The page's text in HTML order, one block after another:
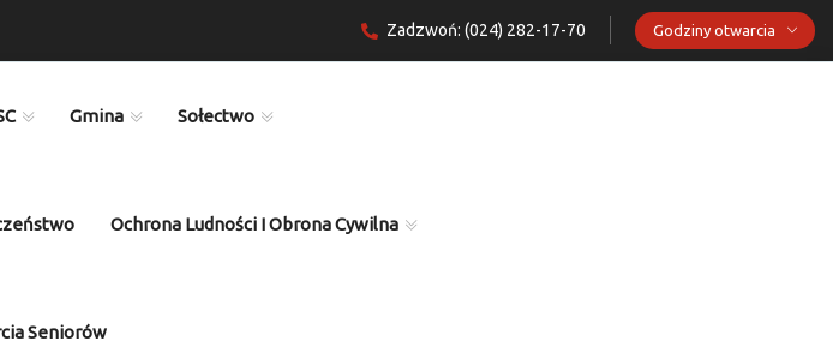
Zadzwoń: (024) 282-17-70 Godziny otwarcia
Gmina Sołectwo
Ochrona Ludności I Obrona Cywilna
Seniorów